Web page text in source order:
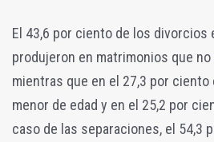
El 43,6 por ciento de los divorcios
produjeron en matrimonios que
mientras que en el 27,3 por
menor de edad y en el 25,2 por
caso de las separaciones, el 54,3